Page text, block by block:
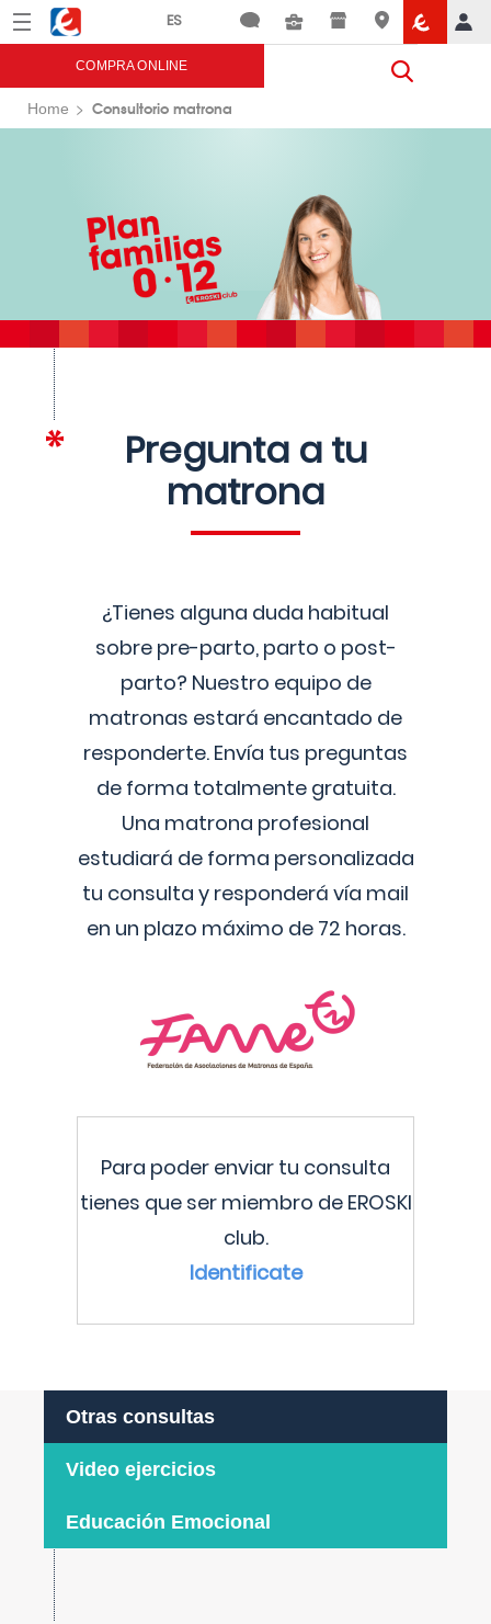
Menú Eroski
COMPRA ONLINE
Home Consultorio matrona
Pregunta a tu
matrona
¿Tienes alguna duda habitual
sobre pre-parto, parto o post-
parto? Nuestro equipo de
matronas estará encantado de
responderte. Envía tus preguntas
de forma totalmente gratuita.
Una matrona profesional
estudiará de forma personalizada
tu consulta y responderá vía mail
en un plazo máximo de 72 horas.
Para poder enviar tu consulta
tienes que ser miembro de EROSKI
club.
Identificate
Otras consultas
Video ejercicios
Educación Emocional